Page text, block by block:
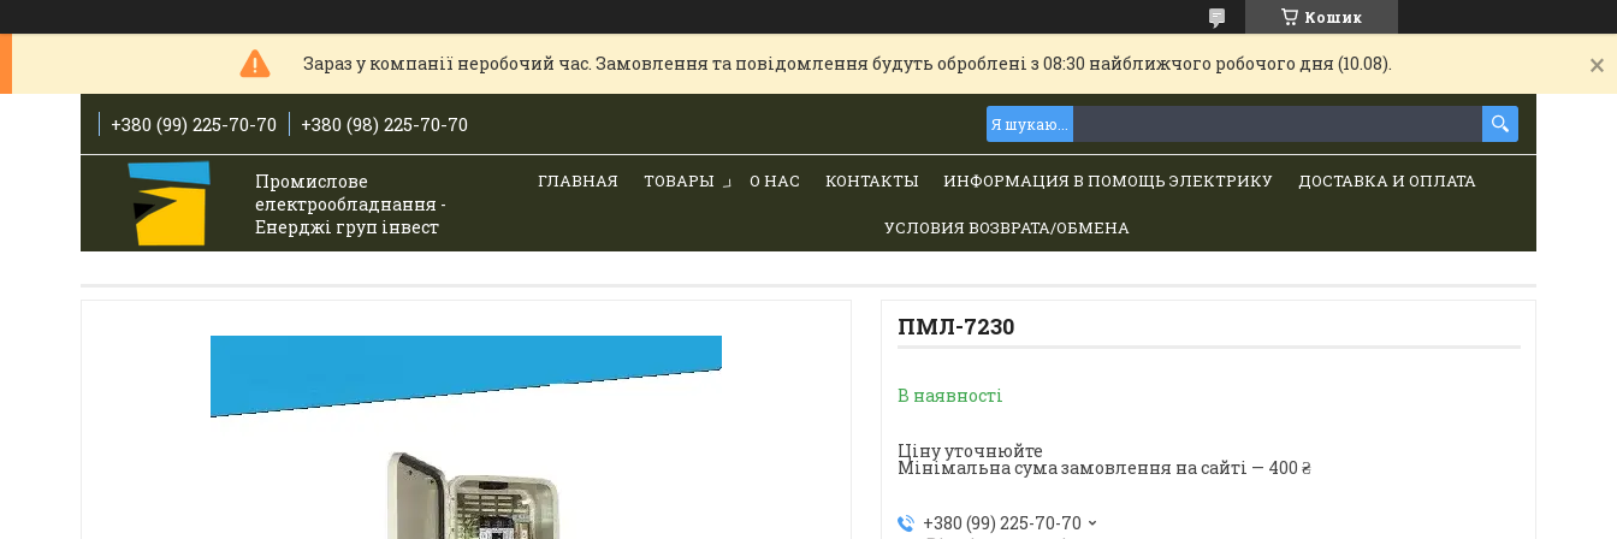
Кошик
Зараз у компанії неробочий час. Замовлення та повідомлення будуть оброблені з 08:30 найближчого робочого дня (10.08).
+380 (99) 225-70-70 +380 (98) 225-70-70
Промислове
електрообладнання -
Енерджі груп інвест
ГЛАВНАЯ ТОВАРЫ О НАС КОНТАКТЫ ИНФОРМАЦИЯ В ПОМОЩЬ ЭЛЕКТРИКУ ДОСТАВКА И ОПЛАТА
УСЛОВИЯ ВОЗВРАТА/ОБМЕНА
ПМЛ-7230
В наявності
Ціну уточнюйте
Мінімальна сума замовлення на сайті — 400 ₴
+380 (99) 225-70-70